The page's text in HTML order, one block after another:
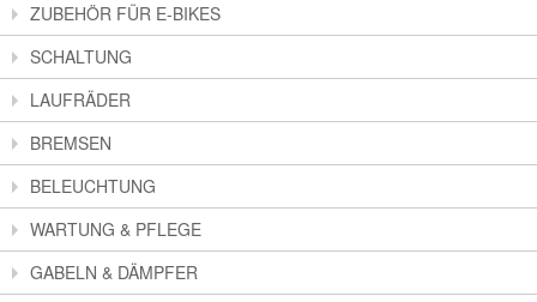
ZUBEHÖR FÜR E-BIKES
SCHALTUNG
LAUFRÄDER
BREMSEN
BELEUCHTUNG
WARTUNG & PFLEGE
GABELN & DÄMPFER